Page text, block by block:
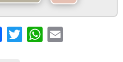
FacebookTwitterWhatsApp
Email